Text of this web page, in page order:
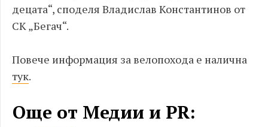
децата“, споделя Владислав Константинов от
СК „Бегач“.
Повече информация за велопохода е налична
тук.
Още от Медии и PR: